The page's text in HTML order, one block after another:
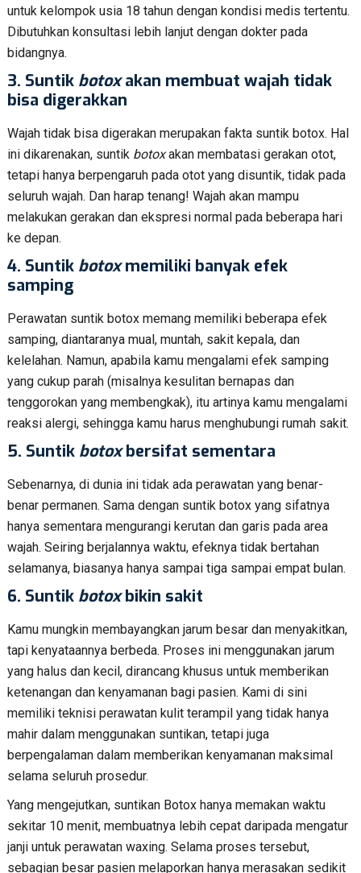
untuk kelompok usia 18 tahun dengan kondisi medis tertentu.
Dibutuhkan konsultasi lebih lanjut dengan dokter pada
bidangnya.
3. Suntik botoxakan membuat wajah tidak
bisa digerakkan
Wajah tidak bisa digerakan merupakan fakta suntik botox. Hal
ini dikarenakan, suntik botoxakan membatasi gerakan otot,
tetapi hanya berpengaruh pada otot yang disuntik, tidak pada
seluruh wajah. Dan harap tenang! Wajah akan mampu
melakukan gerakan dan ekspresi normal pada beberapa hari
ke depan.
4. Suntik botoxmemiliki banyak efek
samping
Perawatan suntik botox memang memiliki beberapa efek
samping, diantaranya mual, muntah, sakit kepala, dan
kelelahan. Namun, apabila kamu mengalami efek samping
yang cukup parah (misalnya kesulitan bernapas dan
tenggorokan yang membengkak), itu artinya kamu mengalami
reaksi alergi, sehingga kamu harus menghubungi rumah sakit.
5. Suntik botoxbersifat sementara
Sebenarnya, di dunia ini tidak ada perawatan yang benar-
benar permanen. Sama dengan suntik botox yang sifatnya
hanya sementara mengurangi kerutan dan garis pada area
wajah. Seiring berjalannya waktu, efeknya tidak bertahan
selamanya, biasanya hanya sampai tiga sampai empat bulan.
6. Suntik botoxbikin sakit
Kamu mungkin membayangkan jarum besar dan menyakitkan,
tapi kenyataannya berbeda. Proses ini menggunakan jarum
yang halus dan kecil, dirancang khusus untuk memberikan
ketenangan dan kenyamanan bagi pasien. Kami di sini
memiliki teknisi perawatan kulit terampil yang tidak hanya
mahir dalam menggunakan suntikan, tetapi juga
berpengalaman dalam memberikan kenyamanan maksimal
selama seluruh prosedur.
Yang mengejutkan, suntikan Botox hanya memakan waktu
sekitar 10 menit, membuatnya lebih cepat daripada mengatur
janji untuk perawatan waxing. Selama proses tersebut,
sebagian besar pasien melaporkan hanya merasakan sedikit